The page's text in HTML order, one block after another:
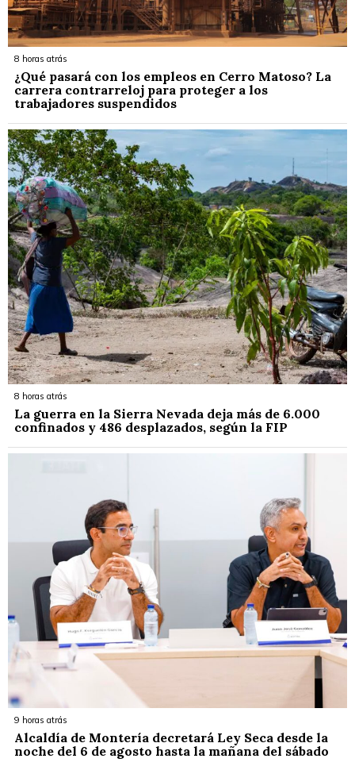
8 horas atrás
¿Qué pasará con los empleos en Cerro Matoso? La
carrera contrarreloj para proteger a los
trabajadores suspendidos
8 horas atrás
La guerra en la Sierra Nevada deja más de 6.000
confinados y 486 desplazados, según la FIP
9 horas atrás
Alcaldía de Montería decretará Ley Seca desde la
noche del 6 de agosto hasta la mañana del sábado